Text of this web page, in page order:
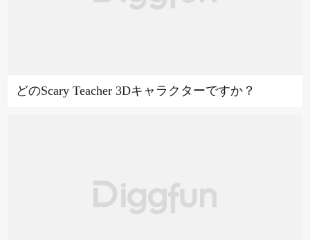
どのScary Teacher 3Dキャラクターですか？